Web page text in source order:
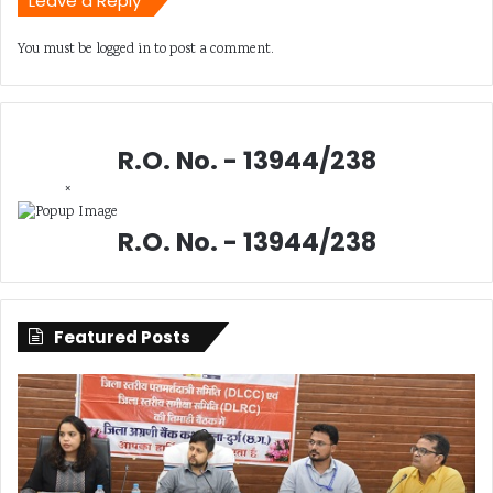
You must be logged into post a comment.
R.O. No. - 13944/238
×
R.O. No. - 13944/238
Featured Posts
सिंगल
यूज
प्लास्टिक
के
खिलाफ
दुर्ग
में
लूट
के